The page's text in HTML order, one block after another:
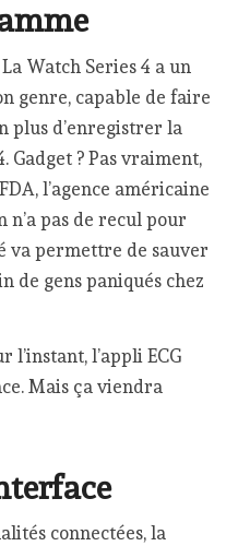
Watch Series 4 a un
genre, capable de faire
plus d’enregistrer la
Gadget ? Pas vraiment,
l’agence américaine
n’a pas de recul pour
va permettre de sauver
de gens paniqués chez
l’instant, l’appli ECG
Mais ça viendra
connectées, la